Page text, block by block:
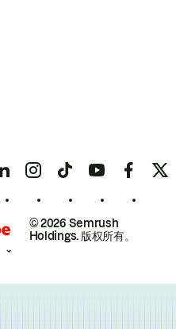
© 2026 Semrush
Holdings. 版权所有。